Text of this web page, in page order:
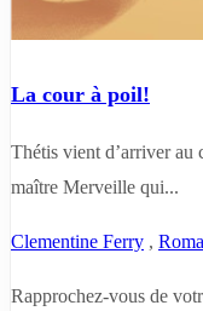
La cour à poil!
Thétis vient d’arriver au
maître Merveille qui...
Clementine Ferry ,
Rapprochez-vous de